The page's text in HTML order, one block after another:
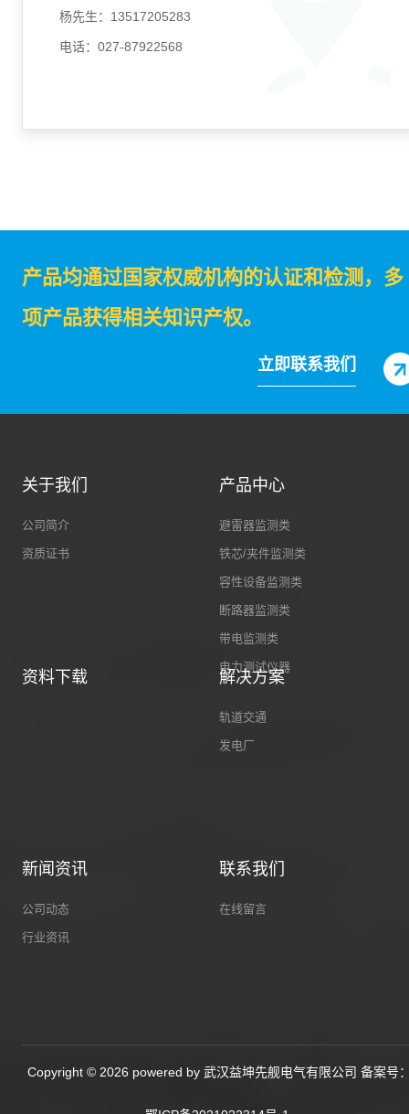
杨先生：13517205283
电话：027-87922568
产品均通过国家权威机构的认证和检测，多
项产品获得相关知识产权。
立即联系我们
关于我们
公司简介
资质证书
产品中心
避雷器监测类
铁芯/夹件监测类
容性设备监测类
断路器监测类
带电监测类
电力测试仪器
资料下载 解决方案
轨道交通
发电厂
新闻资讯
公司动态
行业资讯
联系我们
在线留言
Copyright © 2026 powered by 武汉益坤先舰电气有限公司 备案号